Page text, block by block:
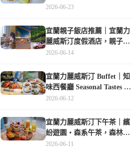
比Lady M便宜一半的台北隱
2026-06-23
宜蘭親子飯店推薦｜宜蘭力
麗威斯汀度假酒店，親子
房、Buffet、泳池、兒童俱樂
2026-06-14
宜蘭力麗威斯汀 Buffet｜知
味西餐廳 Seasonal Tastes 晚
餐早餐吃什麼？
2026-06-12
宜蘭力麗威斯汀下午茶｜繽
紛遊園・森系午茶，森林系
甜點超好拍
2026-06-11